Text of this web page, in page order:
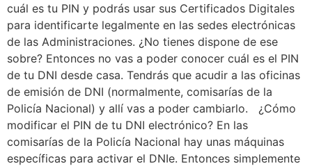
cuál es tu PIN y podrás usar sus Certificados Digitales
para identificarte legalmente en las sedes electrónicas
de las Administraciones. ¿No tienes dispone de ese
sobre? Entonces no vas a poder conocer cuál es el PIN
de tu DNI desde casa. Tendrás que acudir a las oficinas
de emisión de DNI (normalmente, comisarías de la
Policía Nacional) y allí vas a poder cambiarlo. ¿Cómo
modificar el PIN de tu DNI electrónico? En las
comisarías de la Policía Nacional hay unas máquinas
específicas para activar el DNIe. Entonces simplemente